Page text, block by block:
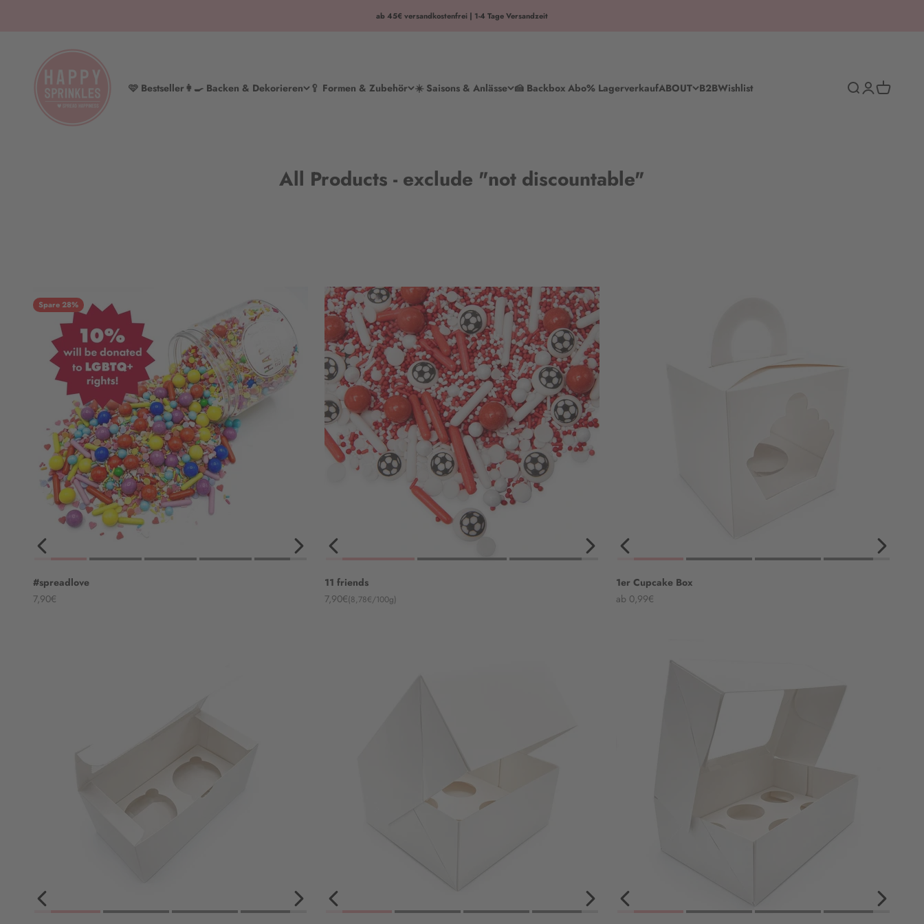
ab 45€ versandkostenfrei | 1-4 Tage Versandzeit
🩷 Bestseller👩‍🍳 Backen & Dekorieren 🥄 Formen & Zubehör ☀️ Saisons & Anlässe 🍰 Backbox Abo% LagerverkaufABOUT B2BWishlist
HAPPY SPRINKLES | D2C
SucheAnmelden
Warenkorb
All Products - exclude "not discountable"
Spare 28%
#spreadlove
Angebot
7,90€
11 friends
Angebot
7,90€(8,78€/100g)
1er Cupcake Box
Angebot
ab 0,99€